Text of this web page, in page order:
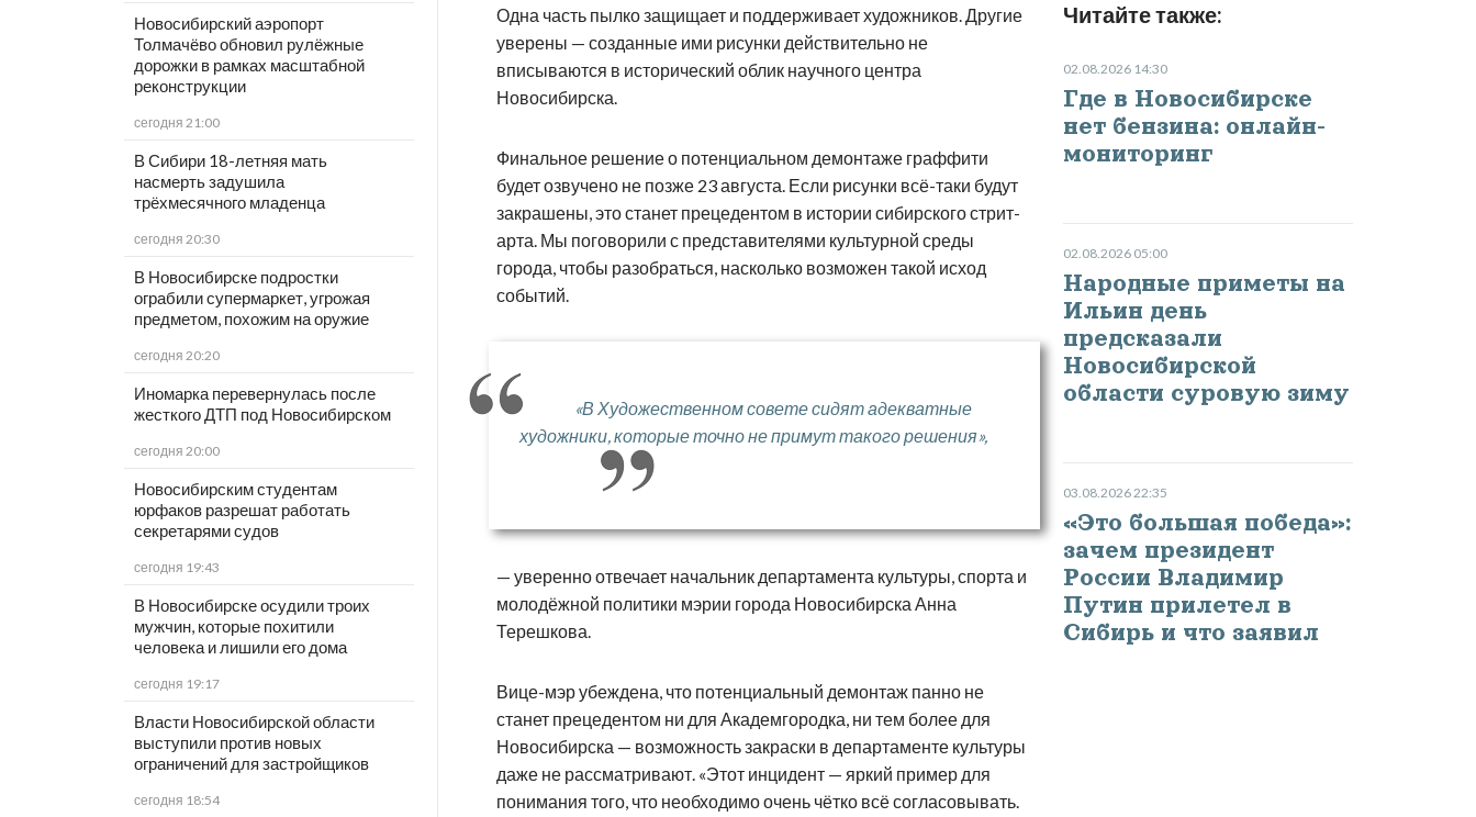
Новосибирский аэропорт
Толмачёво обновил рулёжные
дорожки в рамках масштабной
реконструкции
сегодня 21:00
В Сибири 18-летняя мать
насмерть задушила
трёхмесячного младенца
сегодня 20:30
В Новосибирске подростки
ограбили супермаркет, угрожая
предметом, похожим на оружие
сегодня 20:20
Иномарка перевернулась после
жесткого ДТП под Новосибирском
сегодня 20:00
Новосибирским студентам
юрфаков разрешат работать
секретарями судов
сегодня 19:43
В Новосибирске осудили троих
мужчин, которые похитили
человека и лишили его дома
сегодня 19:17
Власти Новосибирской области
выступили против новых
ограничений для застройщиков
сегодня 18:54
Одна часть пылко защищает и поддерживает художников. Другие
уверены — созданные ими рисунки действительно не
вписываются в исторический облик научного центра
Новосибирска.
Финальное решение о потенциальном демонтаже граффити
будет озвучено не позже 23 августа. Если рисунки всё-таки будут
закрашены, это станет прецедентом в истории сибирского стрит-
арта. Мы поговорили с представителями культурной среды
города, чтобы разобраться, насколько возможен такой исход
событий.
«В Художественном совете сидят адекватные
художники, которые точно не примут такого решения»,
— уверенно отвечает начальник департамента культуры, спорта и
молодёжной политики мэрии города Новосибирска Анна
Терешкова.
Вице-мэр убеждена, что потенциальный демонтаж панно не
станет прецедентом ни для Академгородка, ни тем более для
Новосибирска — возможность закраски в департаменте культуры
даже не рассматривают. «Этот инцидент — яркий пример для
понимания того, что необходимо очень чётко всё согласовывать.
Читайте также:
02.08.2026 14:30
Где в Новосибирске
нет бензина: онлайн-
мониторинг
02.08.2026 05:00
Народные приметы на
Ильин день
предсказали
Новосибирской
области суровую зиму
03.08.2026 22:35
«Это большая победа»:
зачем президент
России Владимир
Путин прилетел в
Сибирь и что заявил